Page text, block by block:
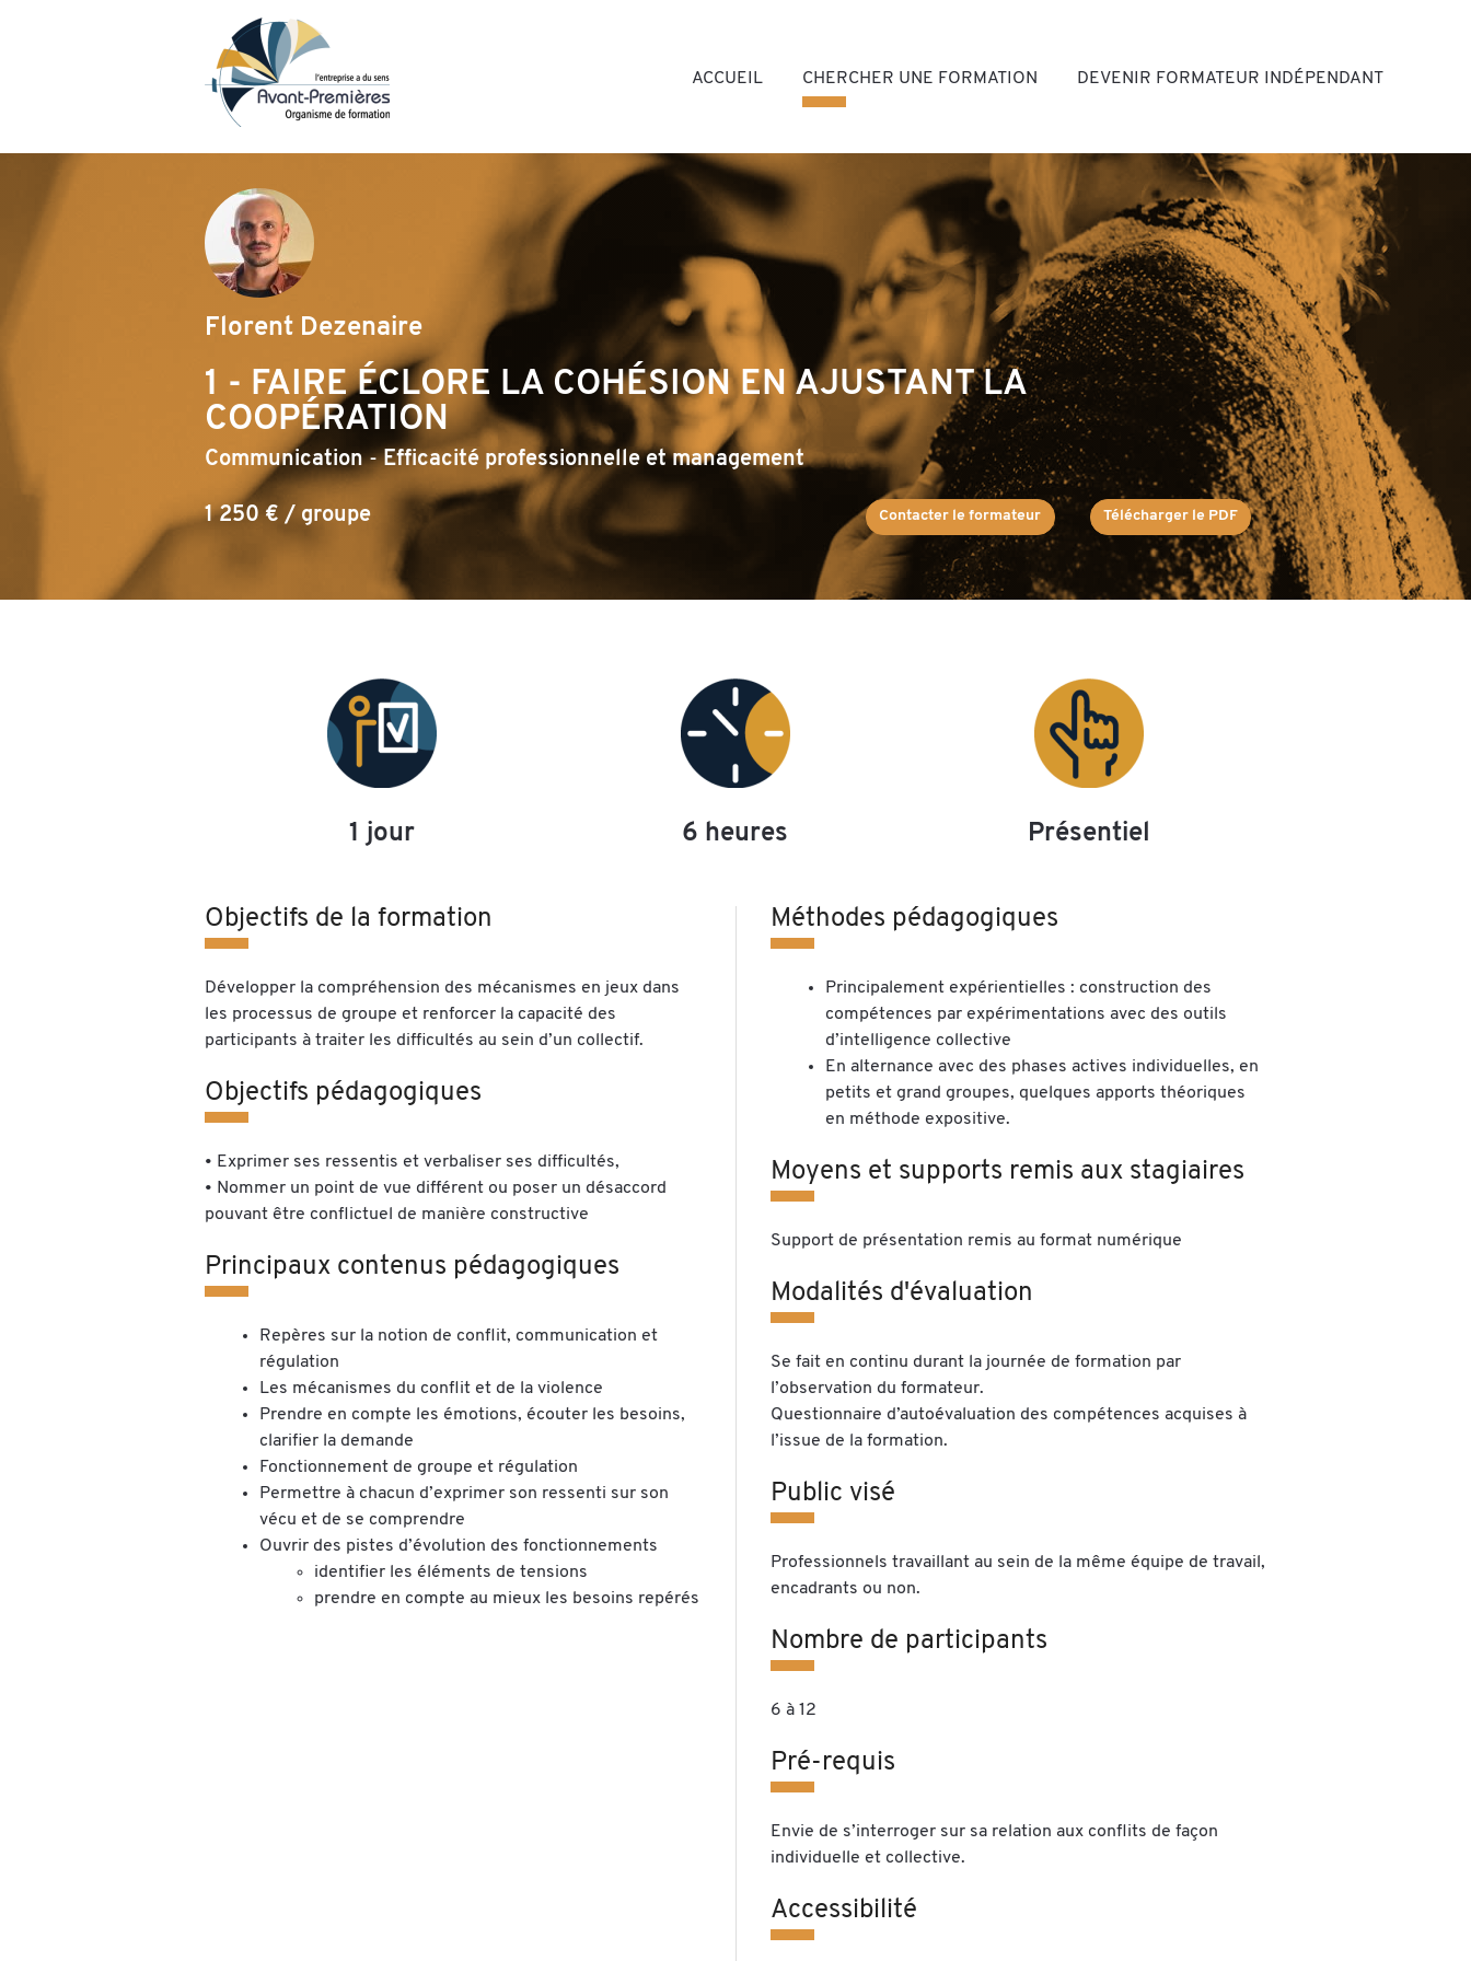
ACCUEIL CHERCHER UNE FORMATION DEVENIR FORMATEUR INDÉPENDANT
Florent Dezenaire
1 - FAIRE ÉCLORE LA COHÉSION EN AJUSTANT LA
COOPÉRATION
Communication Efficacité professionnelle et management
1 250 € / groupe Contacter le formateur Télécharger le PDF
1 jour 6 heures Présentiel
Objectifs de la formation
Développer la compréhension des mécanismes en jeux dans
les processus de groupe et renforcer la capacité des
participants à traiter les difficultés au sein d’un collectif.
Objectifs pédagogiques
• Exprimer ses ressentis et verbaliser ses difficultés,
• Nommer un point de vue différent ou poser un désaccord
pouvant être conflictuel de manière constructive
Principaux contenus pédagogiques
Repères sur la notion de conflit, communication et
régulation
Les mécanismes du conflit et de la violence
Prendre en compte les émotions, écouter les besoins,
clarifier la demande
Fonctionnement de groupe et régulation
Permettre à chacun d’exprimer son ressenti sur son
vécu et de se comprendre
Ouvrir des pistes d’évolution des fonctionnements
identifier les éléments de tensions
prendre en compte au mieux les besoins repérés
Méthodes pédagogiques
Principalement expérientielles : construction des
compétences par expérimentations avec des outils
d’intelligence collective
En alternance avec des phases actives individuelles, en
petits et grand groupes, quelques apports théoriques
en méthode expositive.
Moyens et supports remis aux stagiaires
Support de présentation remis au format numérique
Modalités d'évaluation
Se fait en continu durant la journée de formation par
l’observation du formateur.
Questionnaire d’autoévaluation des compétences acquises à
l’issue de la formation.
Public visé
Professionnels travaillant au sein de la même équipe de travail,
encadrants ou non.
Nombre de participants
6 à 12
Pré-requis
Envie de s’interroger sur sa relation aux conflits de façon
individuelle et collective.
Accessibilité